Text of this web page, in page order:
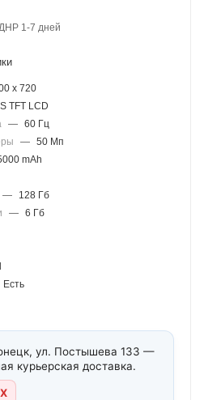
1-7 дней
x 720
TFT LCD
— 60 Гц
— 50 Мп
mAh
—
128 Гб
— 6 Гб
Есть
ул. Постышева 133 —
курьерская доставка.